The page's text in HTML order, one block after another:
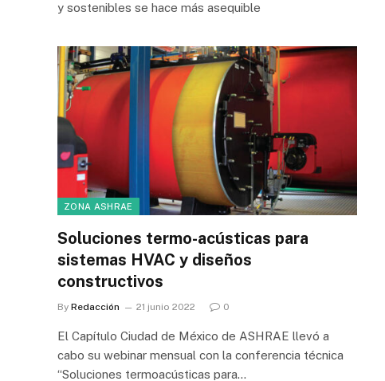
y sostenibles se hace más asequible
ZONA ASHRAE
Soluciones termo-acústicas para
sistemas HVAC y diseños
constructivos
By Redacción 21 junio 2022 0
El Capítulo Ciudad de México de ASHRAE llevó a
cabo su webinar mensual con la conferencia técnica
“Soluciones termoacústicas para…